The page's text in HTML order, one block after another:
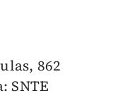
862
SNTE